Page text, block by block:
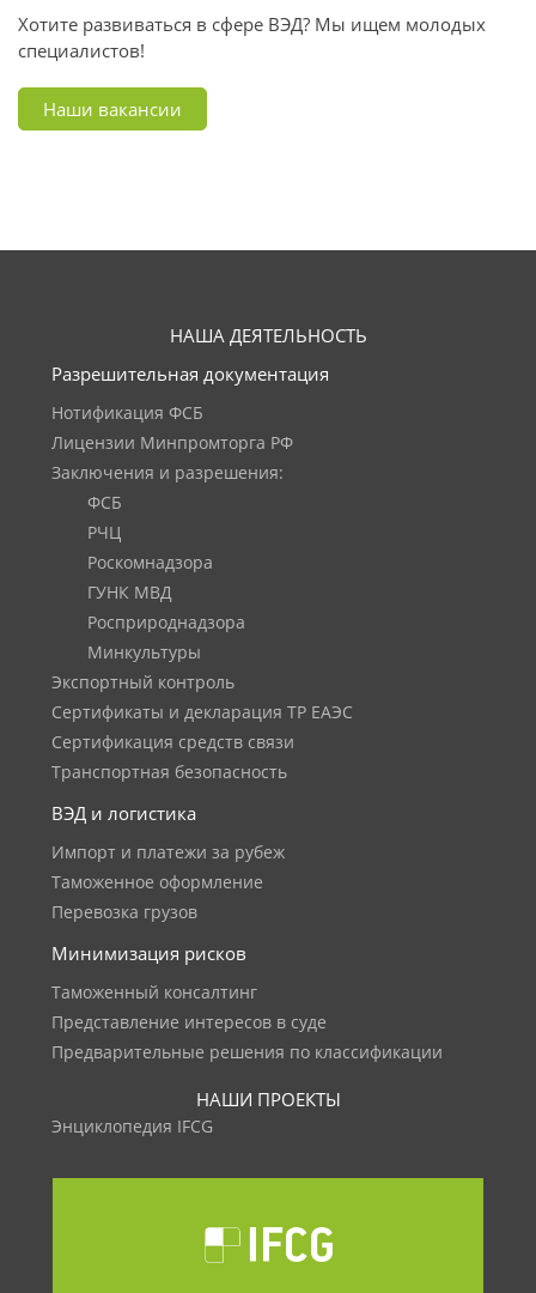
Хотите развиваться в сфере ВЭД? Мы ищем молодых
специалистов!
Наши вакансии
НАША ДЕЯТЕЛЬНОСТЬ
Разрешительная документация
Нотификация ФСБ
Лицензии Минпромторга РФ
Заключения и разрешения:
ФСБ
РЧЦ
Роскомнадзора
ГУНК МВД
Росприроднадзора
Минкультуры
Экспортный контроль
Сертификаты и декларация ТР ЕАЭС
Сертификация средств связи
Транспортная безопасность
ВЭД и логистика
Импорт и платежи за рубеж
Таможенное оформление
Перевозка грузов
Минимизация рисков
Таможенный консалтинг
Представление интересов в суде
Предварительные решения по классификации
НАШИ ПРОЕКТЫ
Энциклопедия IFCG